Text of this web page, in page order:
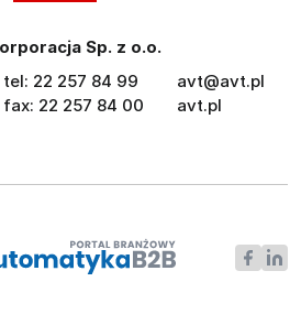
Sp. z o.o.
tel: 22 257 84 99
fax: 22 257 84 00
avt@avt.pl
avt.pl